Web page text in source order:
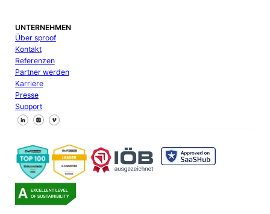
UNTERNEHMEN
Über sproof
Kontakt
Referenzen
Partner werden
Karriere
Presse
Support
Follow us on Facebook
Follow us on X
Follow us on LinkedIn